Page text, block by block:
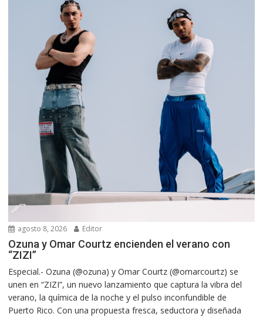
agosto 8, 2026 Editor
Ozuna y Omar Courtz encienden el verano con
“ZIZI”
Especial.- Ozuna (@ozuna) y Omar Courtz (@omarcourtz) se
unen en “ZIZI”, un nuevo lanzamiento que captura la vibra del
verano, la química de la noche y el pulso inconfundible de
Puerto Rico. Con una propuesta fresca, seductora y diseñada